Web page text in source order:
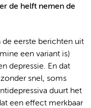
de helft nemen de
eerste berichten uit
een variant is)
depressie. En dat
snel, soms
duurt het
een effect merkbaar